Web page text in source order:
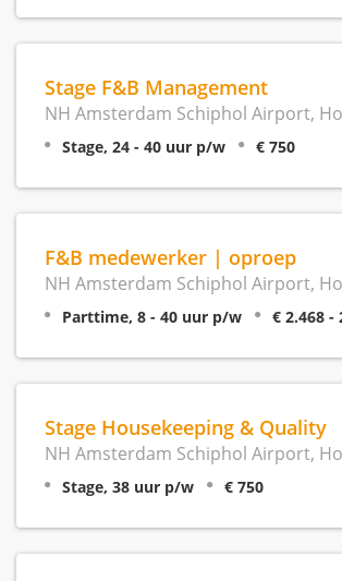
Stage F&B Management
NH Amsterdam Schiphol Airport,
Stage, 24 - 40 uur p/w € 750
F&B medewerker | oproep
NH Amsterdam Schiphol Airport,
Parttime, 8 - 40 uur p/w € 2.468 -
Stage Housekeeping & Quality
NH Amsterdam Schiphol Airport,
Stage, 38 uur p/w € 750